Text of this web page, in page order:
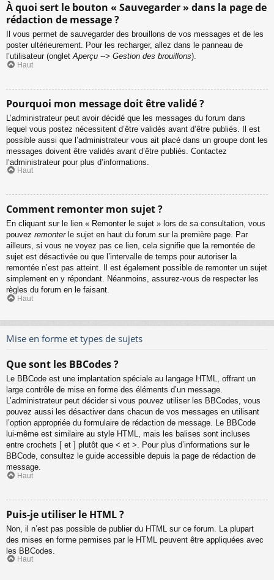
À quoi sert le bouton « Sauvegarder » dans la page de
rédaction de message ?
Il vous permet de sauvegarder des brouillons de vos messages et de les
poster ultérieurement. Pour les recharger, allez dans le panneau de
l’utilisateur (ongletAperçu --> Gestion des brouillons).
Haut
Pourquoi mon message doit être validé ?
L’administrateur peut avoir décidé que les messages du forum dans
lequel vous postez nécessitent d’être validés avant d’être publiés. Il est
possible aussi que l’administrateur vous ait placé dans un groupe dont les
messages doivent être validés avant d’être publiés. Contactez
l’administrateur pour plus d’informations.
Haut
Comment remonter mon sujet ?
En cliquant sur le lien « Remonter le sujet » lors de sa consultation, vous
pouvez remonterle sujet en haut du forum sur la première page. Par
ailleurs, si vous ne voyez pas ce lien, cela signifie que la remontée de
sujet est désactivée ou que l’intervalle de temps pour autoriser la
remontée n’est pas atteint. Il est également possible de remonter un sujet
simplement en y répondant. Néanmoins, assurez-vous de respecter les
règles du forum en le faisant.
Haut
Mise en forme et types de sujets
Que sont les BBCodes ?
Le BBCode est une implantation spéciale au langage HTML, offrant un
large contrôle de mise en forme des éléments d’un message.
L’administrateur peut décider si vous pouvez utiliser les BBCodes, vous
pouvez aussi les désactiver dans chacun de vos messages en utilisant
l’option appropriée du formulaire de rédaction de message. Le BBCode
lui-même est similaire au style HTML, mais les balises sont incluses
entre crochets [ et ] plutôt que < et >. Pour plus d’informations sur le
BBCode, consultez le guide accessible depuis la page de rédaction de
message.
Haut
Puis-je utiliser le HTML ?
Non, il n’est pas possible de publier du HTML sur ce forum. La plupart
des mises en forme permises par le HTML peuvent être appliquées avec
les BBCodes.
Haut